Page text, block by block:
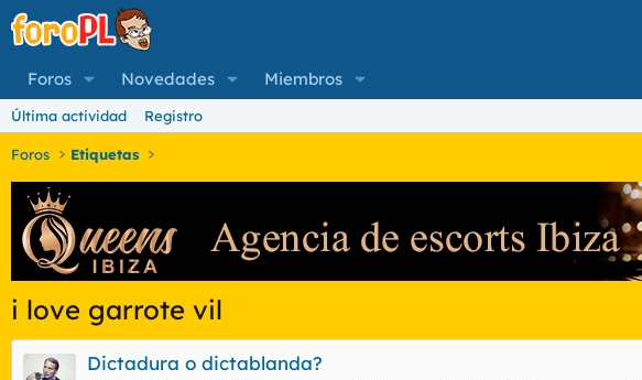
Foros Novedades Miembros
Última actividad Registro
Foros Etiquetas
i love garrote vil
Dictadura o dictablanda?